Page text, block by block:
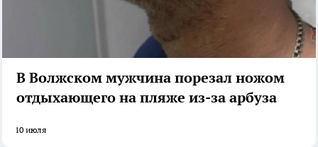
В Волжском мужчина порезал ножом
отдыхающего на пляже из-за арбуза
10 июля